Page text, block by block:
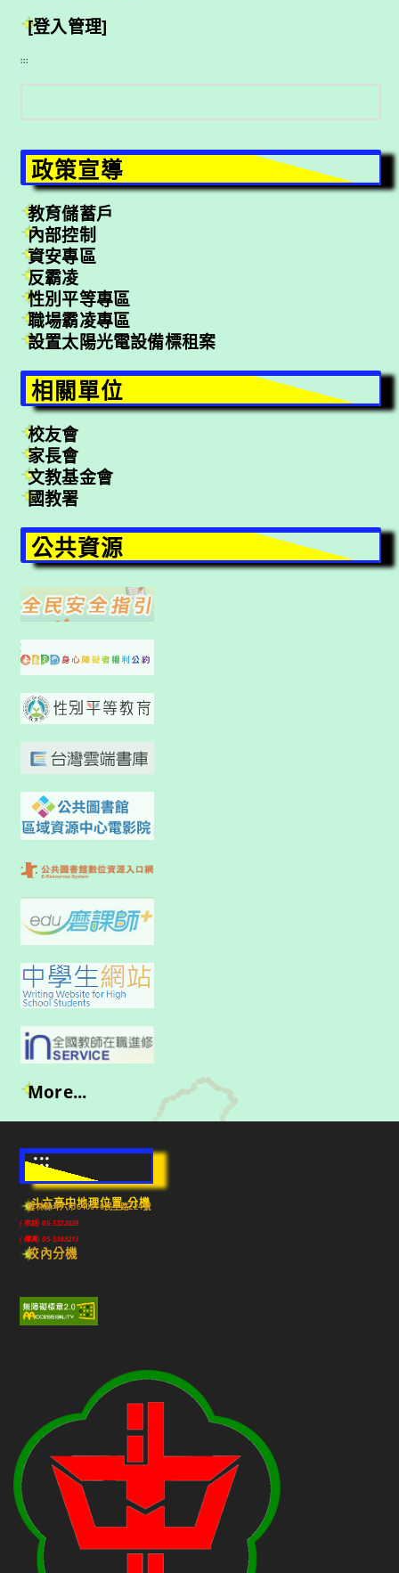
[登入管理]
:::
搜
尋
政策宣導
教育儲蓄戶
內部控制
資安專區
反霸凌
性別平等專區
職場霸凌專區
設置太陽光電設備標租案
相關單位
校友會
家長會
文教基金會
國教署
公共資源
More...
:::
斗六高中地理位置-分機
雲林縣斗六市640010民生路224號
(市話) 05-5322039
(傳真) 05-5348213
校內分機